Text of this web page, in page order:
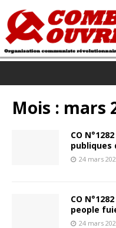
Mois : mars
CO
publiques
24 mars
CO
people
24 mars